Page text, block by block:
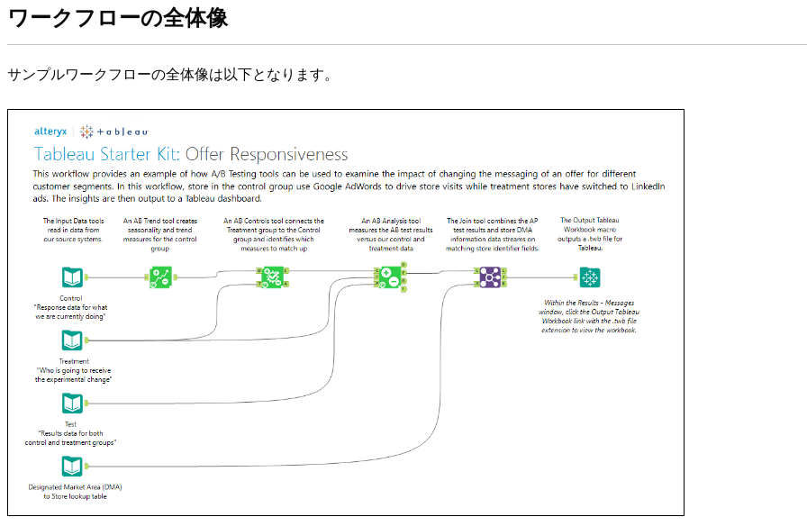
ワークフローの全体像
サンプルワークフローの全体像は以下となります。